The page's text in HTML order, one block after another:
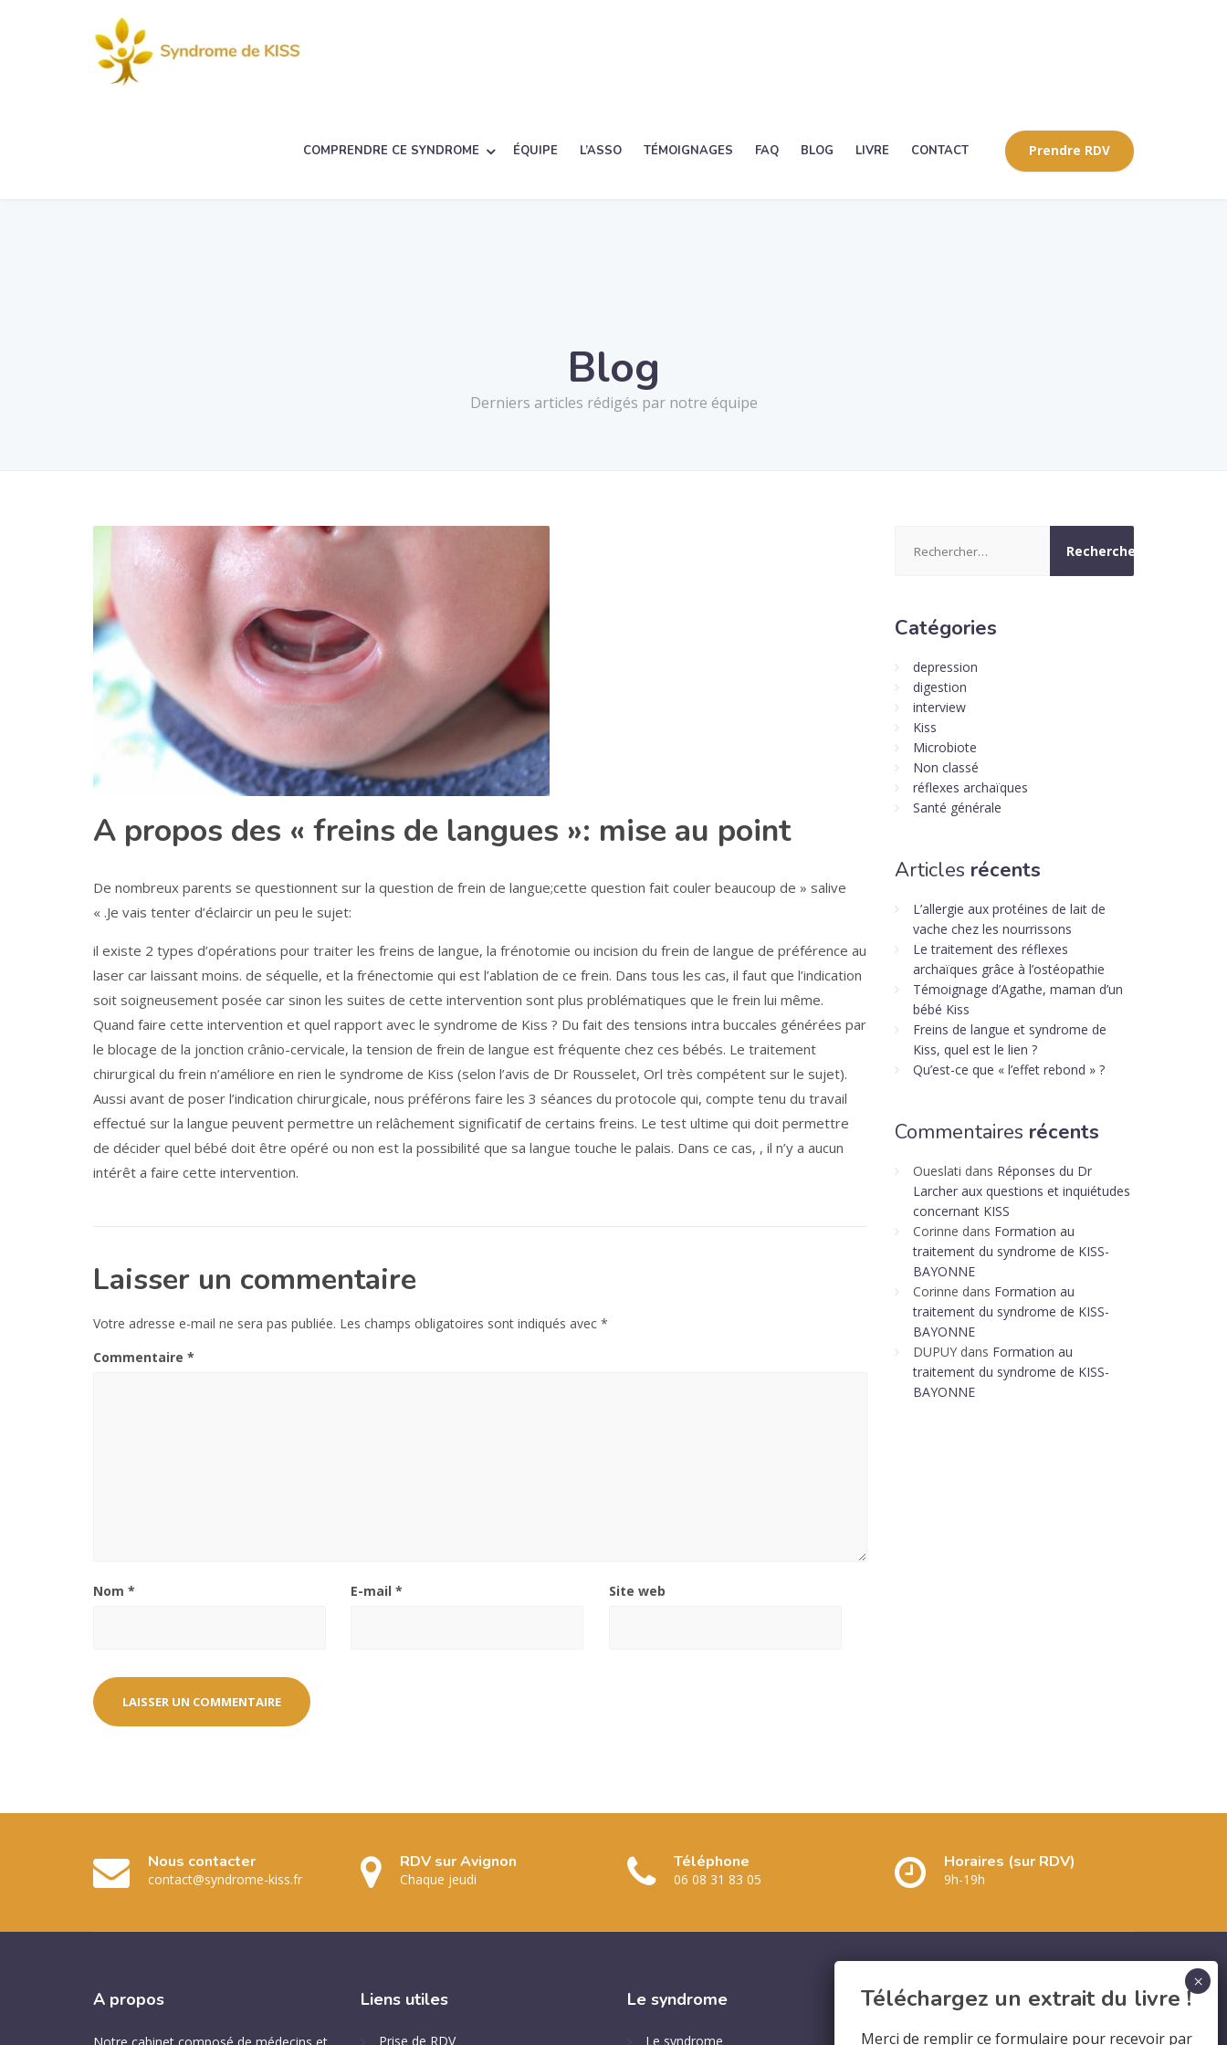
COMPRENDRE CE SYNDROME ÉQUIPE L’ASSO TÉMOIGNAGES FAQ BLOG LIVRE CONTACT Prendre RDV
Blog
Derniers articles rédigés par notre équipe
A propos des « freins de langues »: mise au point
De nombreux parents se questionnent sur la question de frein de langue;cette question fait couler beaucoup de » salive
« .Je vais tenter d’éclaircir un peu le sujet:
il existe 2 types d’opérations pour traiter les freins de langue, la frénotomie ou incision du frein de langue de préférence au
laser car laissant moins. de séquelle, et la frénectomie qui est l’ablation de ce frein. Dans tous les cas, il faut que l’indication
soit soigneusement posée car sinon les suites de cette intervention sont plus problématiques que le frein lui même.
Quand faire cette intervention et quel rapport avec le syndrome de Kiss ? Du fait des tensions intra buccales générées par
le blocage de la jonction crânio-cervicale, la tension de frein de langue est fréquente chez ces bébés. Le traitement
chirurgical du frein n’améliore en rien le syndrome de Kiss (selon l’avis de Dr Rousselet, Orl très compétent sur le sujet).
Aussi avant de poser l’indication chirurgicale, nous préférons faire les 3 séances du protocole qui, compte tenu du travail
effectué sur la langue peuvent permettre un relâchement significatif de certains freins. Le test ultime qui doit permettre
de décider quel bébé doit être opéré ou non est la possibilité que sa langue touche le palais. Dans ce cas, , il n’y a aucun
intérêt a faire cette intervention.
Laisser un commentaire
Votre adresse e-mail ne sera pas publiée. Les champs obligatoires sont indiqués avec *
Commentaire *
Nom * E-mail* Site web
Catégories
depression
digestion
interview
Kiss
Microbiote
Non classé
réflexes archaïques
Santé générale
Articles récents
L’allergie aux protéines de lait de
vache chez les nourrissons
Le traitement des réflexes
archaïques grâce à l’ostéopathie
Témoignage d’Agathe, maman d’un
bébé Kiss
Freins de langue et syndrome de
Kiss, quel est le lien ?
Qu’est-ce que « l’effet rebond » ?
Commentaires récents
Oueslati dans Réponses du Dr
Larcher aux questions et inquiétudes
concernant KISS
Corinne dans Formation au
traitement du syndrome de KISS-
BAYONNE
Corinne dans Formation au
traitement du syndrome de KISS-
BAYONNE
DUPUYdans Formation au
traitement du syndrome de KISS-
BAYONNE
Nous contacter
contact@syndrome-kiss.fr
RDV sur Avignon
Chaque jeudi
Téléphone
06 08 31 83 05
Horaires (sur RDV)
9h-19h
A propos Liens utiles
Prise de RDV
Le syndrome
Le syndrome
Téléchargez un extrait du livre !
Merci de remplir ce formulaire pour recevoir par